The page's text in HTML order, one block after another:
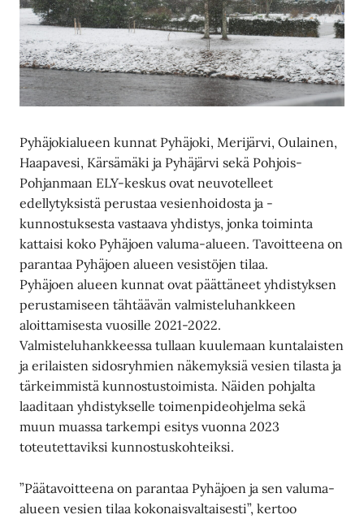
Pyhäjokialueen kunnat Pyhäjoki, Merijärvi, Oulainen,
Haapavesi, Kärsämäki ja Pyhäjärvi sekä Pohjois-
Pohjanmaan ELY-keskus ovat neuvotelleet
edellytyksistä perustaa vesienhoidosta ja -
kunnostuksesta vastaava yhdistys, jonka toiminta
kattaisi koko Pyhäjoen valuma-alueen. Tavoitteena on
parantaa Pyhäjoen alueen vesistöjen tilaa.
Pyhäjoen alueen kunnat ovat päättäneet yhdistyksen
perustamiseen tähtäävän valmisteluhankkeen
aloittamisesta vuosille 2021-2022.
Valmisteluhankkeessa tullaan kuulemaan kuntalaisten
ja erilaisten sidosryhmien näkemyksiä vesien tilasta ja
tärkeimmistä kunnostustoimista. Näiden pohjalta
laaditaan yhdistykselle toimenpideohjelma sekä
muun muassa tarkempi esitys vuonna 2023
toteutettaviksi kunnostuskohteiksi.
”Päätavoitteena on parantaa Pyhäjoen ja sen valuma-
alueen vesien tilaa kokonaisvaltaisesti”, kertoo